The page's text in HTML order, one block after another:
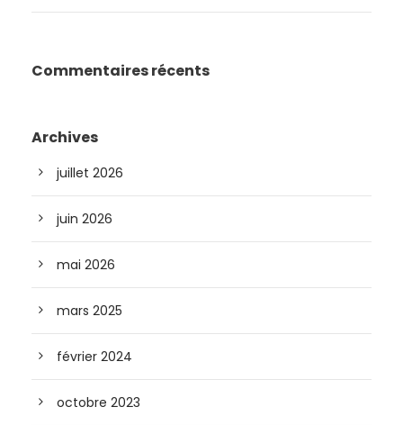
Commentaires récents
Archives
juillet 2026
juin 2026
mai 2026
mars 2025
février 2024
octobre 2023